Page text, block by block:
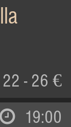
22 - 26 €
19:00